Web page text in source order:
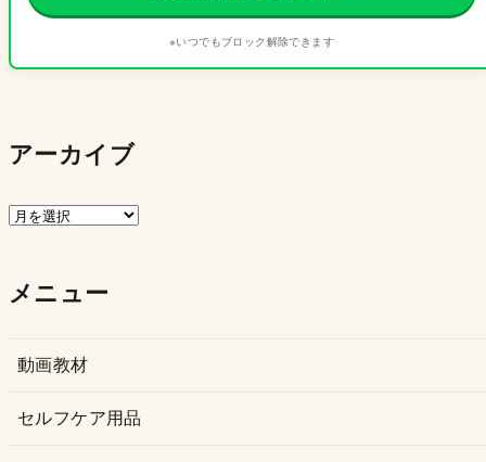
※いつでもブロック解除できます
アーカイブ
ア
イ
メニュー
動画教材
セルフケア用品